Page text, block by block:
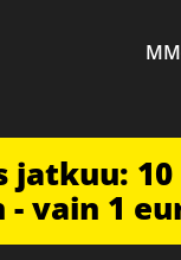
jatkuu:
- vain 1